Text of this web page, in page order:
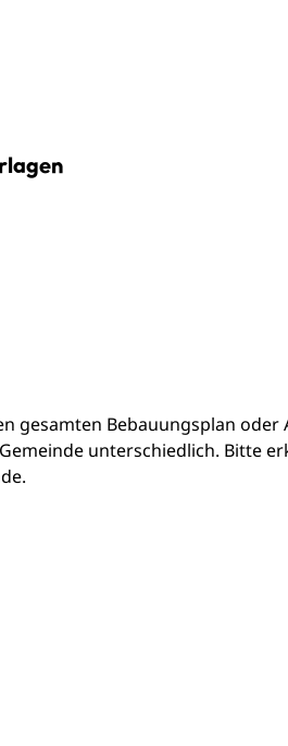
gesamten Bebauungsplan
unterschiedlich. Bitte